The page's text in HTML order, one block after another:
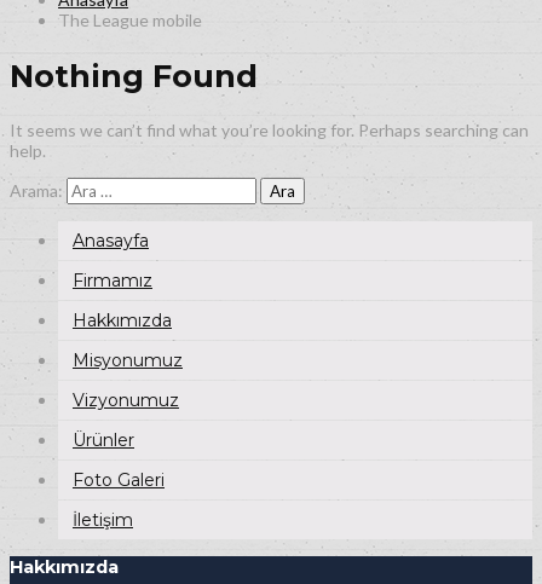
The League mobile
Nothing Found
It seems we can’t find what you’re looking for. Perhaps searching can
help.
Arama:
Anasayfa
Firmamız
Hakkımızda
Misyonumuz
Vizyonumuz
Ürünler
Foto Galeri
İletişim
Hakkımızda